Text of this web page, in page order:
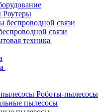
Роутеры
связи
техника
Роботы-пылесосы